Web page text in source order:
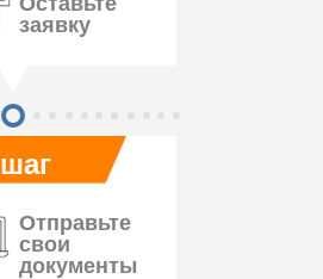
заявку
шаг
Отправьте
свои
документы